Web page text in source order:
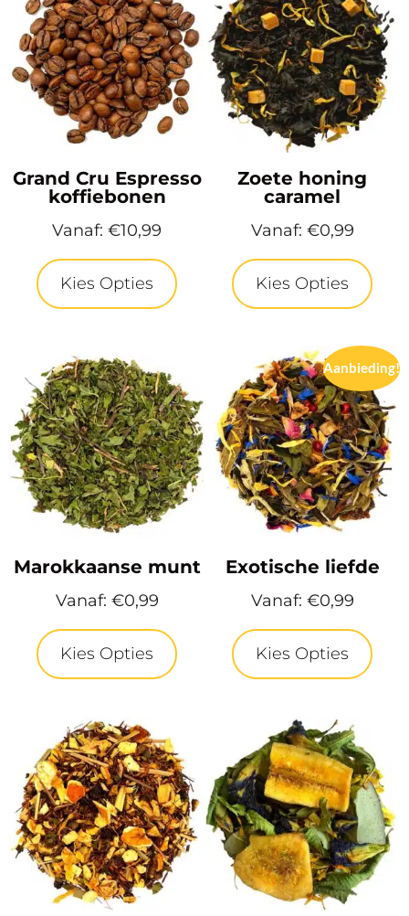
Grand Cru Espresso
koffiebonen
Vanaf: €10,99
Kies Opties
Zoete honing
caramel
Vanaf: €0,99
Kies Opties
Marokkaanse munt
Vanaf: €0,99
Kies Opties
Aanbieding!
Exotische liefde
Vanaf: €0,99
Kies Opties